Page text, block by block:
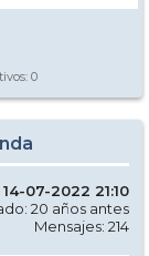
0
07-2022 21:10
20 años antes
Mensajes: 214